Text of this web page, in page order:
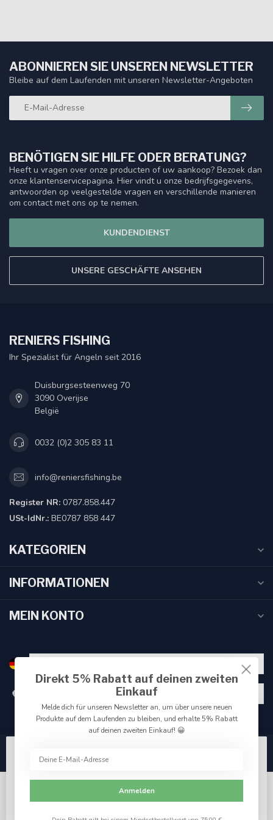
BENÖTIGEN SIE HILFE ODER BERATUNG?
Heeft u vragen over onze producten of uw aankoop? Bezoek dan
onze klantenservicepagina. Hier vindt u onze bedrijfsgegevens,
antwoorden op veelgestelde vragen en verschillende manieren
om contact met ons op te nemen.
KUNDENDIENST
UNSERE GESCHÄFTE ANSEHEN
ABONNIEREN SIE UNSEREN NEWSLETTER
Bleibe auf dem Laufenden mit unseren Newsletter-Angeboten
RENIERS FISHING
Ihr Spezialist für Angeln seit 2016
Duisburgsesteenweg 70
3090 Overijse
België
0032 (0)2 305 83 11
info@reniersfishing.be
Register NR: 0787.858.447
USt-IdNr.: BE0787 858 447
KATEGORIEN
INFORMATIONEN
MEIN KONTO
€
Verwendung von Cookies, um das beste Seitenerlebnis
zu erzielen.
Ja
Direkt 5% Rabatt auf deinen zweiten
Einkauf
Melde dich für unseren Newsletter an, um über unsere neuen
Produkte auf dem Laufenden zu bleiben, und erhalte 5% Rabatt
auf deinen zweiten Einkauf! 😀
Anmelden